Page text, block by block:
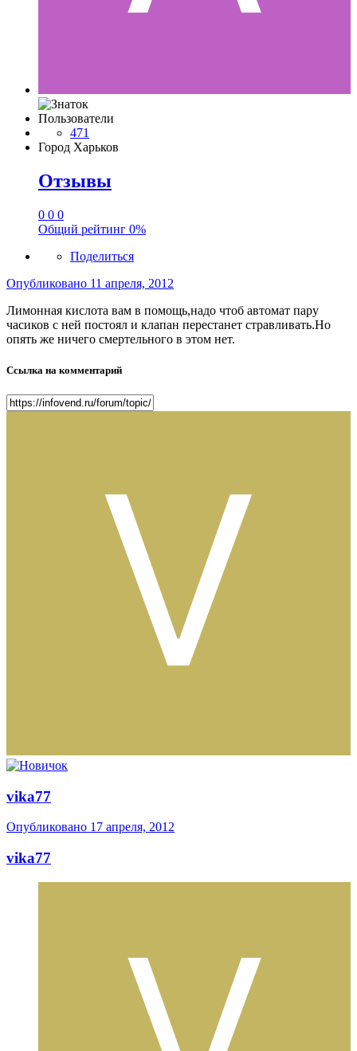
Пользователи
471
Город Харьков
Отзывы
0 0 0
Общий рейтинг 0%
Поделиться
Опубликовано 11 апреля, 2012
Лимонная кислота вам в помощь,надо чтоб автомат пару
часиков с ней постоял и клапан перестанет стравливать.Но
опять же ничего смертельного в этом нет.
Ссылка на комментарий
vika77
Опубликовано 17 апреля, 2012
vika77